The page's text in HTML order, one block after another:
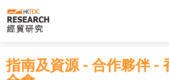
跳至主要內容
指南及資源- 合作夥伴-